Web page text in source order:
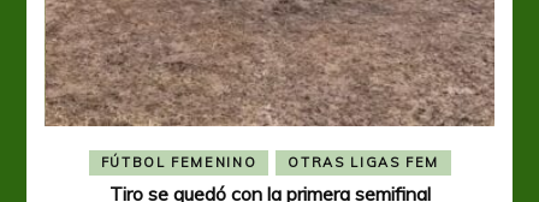
FÚTBOL FEMENINO OTRAS LIGAS FEM
Tiro se quedó con la primera semifinal